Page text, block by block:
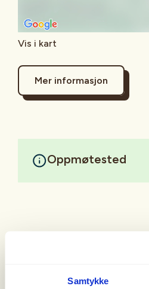
Samtykke
Vis i kart
Mer informasjon
Oppmøtested